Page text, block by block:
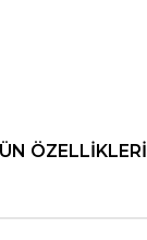
ÖZELLIKLERI